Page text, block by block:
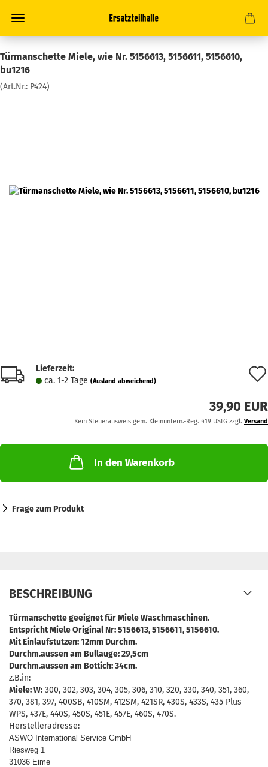
Türmanschette Miele, wie Nr. 5156613, 5156611, 5156610,
bu1216
(Art.Nr.: P424)
Lieferzeit:
ca. 1-2 Tage (Ausland abweichend)
39,90 EUR
Kein Steuerausweis gem. Kleinuntern.-Reg. §19 UStG zzgl. Versand
In den Warenkorb
Frage zum Produkt
BESCHREIBUNG
Türmanschette geeignet für Miele Waschmaschinen.
Entspricht Miele Original Nr: 5156613, 5156611, 5156610.
Mit Einlaufstutzen: 12mm Durchm.
Durchm.aussen am Bullauge: 29,5cm
Durchm.aussen am Bottich: 34cm.
z.B.in:
Miele: W: 300, 302, 303, 304, 305, 306, 310, 320, 330, 340, 351, 360,
370, 381, 397, 400SB, 410SM, 412SM, 421SR, 430S, 433S, 435 Plus
WPS, 437E, 440S, 450S, 451E, 457E, 460S, 470S.
Herstelleradresse:
ASWO International Service GmbH
Riesweg 1
31036 Eime